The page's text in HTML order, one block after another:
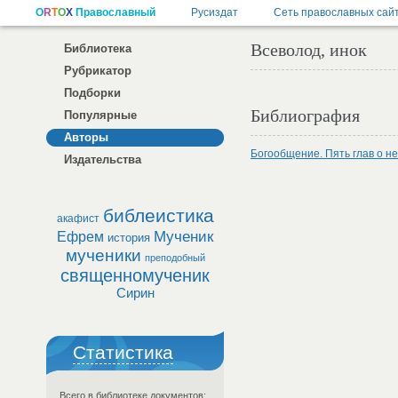
Библиотека
Рубрикатор
Подборки
Популярные
Авторы
Издательства
акафист библеистика
Ефрем история Мученик
мученики преподобный
священномученик
Сирин
Статистика
Всего в библиотеке документов:
Всеволод, инок
Библиография
Богообщение. Пять глав о